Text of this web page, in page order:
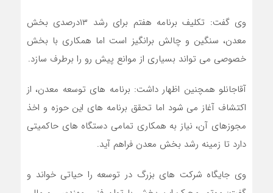
وی گفت: تکلیف برنامه هفتم برای رشد ۱۳درصدی بخش
معدن، سنگین و چالش برانگیز است اما همکاری با بخش
خصوصی می تواند بسیاری از موانع پیش رو را برطرف سازد.
آقاجانلو همچنین اظهار داشت: برنامه های توسعه معدن، از
اکتشاف آغاز می شود اما تحقق برنامه های این حوزه و اخذ
مجوزهای آن، نیاز به همکاری تمامی دستگاه های حاکمیتی
دارد تا زمینه رشد بخش معدن فراهم آید.
وی جایگاه شرکت های بزرگ در توسعه را حیاتی خواند و